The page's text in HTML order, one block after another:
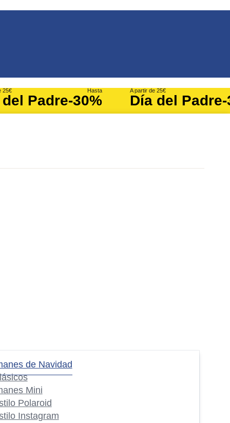
25€
Padre
Hasta
-30%
A partir de 25€
Día del Padre
de Navidad
Mini
Polaroid
Instagram